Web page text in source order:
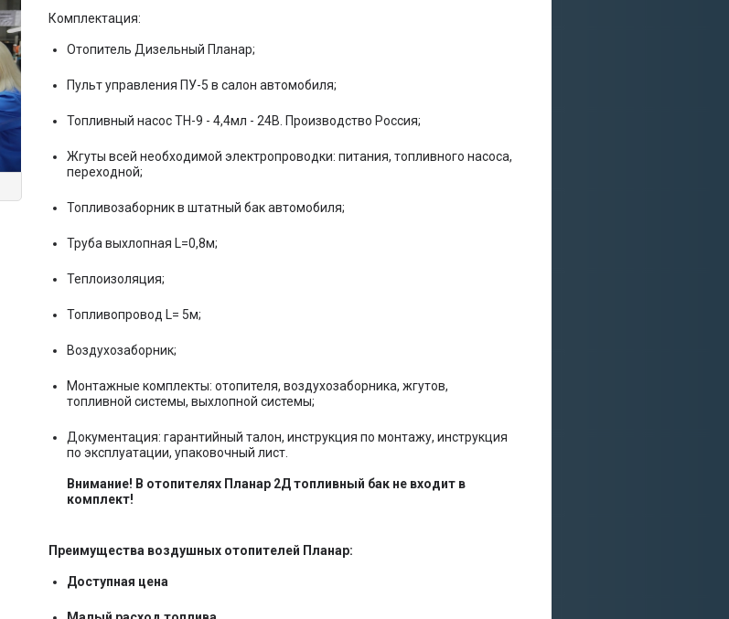
Комплектация:
Отопитель Дизельный Планар;
Пульт управления ПУ-5 в салон автомобиля;
Топливный насос ТН-9 - 4,4мл - 24В. Производство Россия;
Жгуты всей необходимой электропроводки: питания, топливного насоса,
переходной;
Топливозаборник в штатный бак автомобиля;
Труба выхлопная L=0,8м;
Теплоизоляция;
Топливопровод L= 5м;
Воздухозаборник;
Монтажные комплекты: отопителя, воздухозаборника, жгутов,
топливной системы, выхлопной системы;
Документация: гарантийный талон, инструкция по монтажу, инструкция
по эксплуатации, упаковочный лист.
Внимание! В отопителях Планар 2Д топливный бак не входит в
комплект!
Преимущества воздушных отопителей Планар:
Доступная цена